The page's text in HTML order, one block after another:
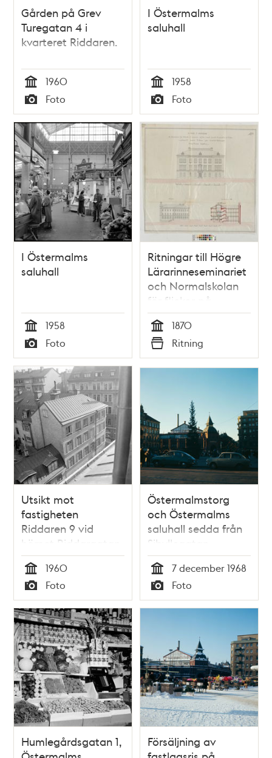
Gården på Grev
Turegatan 4 i
kvarteret Riddaren.
Tid
1960
Typ
Foto
I Östermalms
saluhall
Tid
1958
Typ
Foto
I Östermalms
saluhall
Tid
1958
Typ
Foto
Ritningar till Högre
Lärarinneseminariet
och Normalskolan
för flickor på
Östermalm 1870
Tid
1870
Typ
Ritning
Utsikt mot
fastigheten
Riddaren 9 vid
hörnet Riddargatan
- i bakgrunden - och
Grev Turegatan 4
Tid
1960
Typ
Foto
Östermalmstorg
och Östermalms
saluhall sedda från
Sibyllegatan
Tid
7 december 1968
Typ
Foto
Humlegårdsgatan 1,
Försäljning av